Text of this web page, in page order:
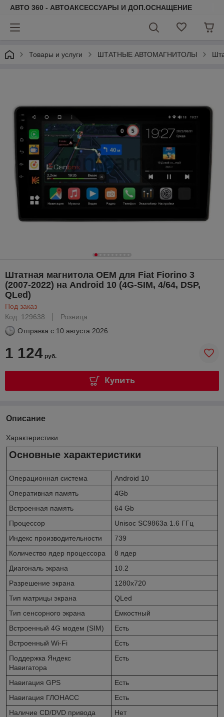
АВТО 360 - АВТОАКСЕССУАРЫ И ДОП.ОСНАЩЕНИЕ
Товары и услуги ШТАТНЫЕ АВТОМАГНИТОЛЫ
Штатная магнитола OEM для Fiat Fiorino 3
(2007-2022) на Android 10 (4G-SIM, 4/64, DSP,
QLed)
Под заказ
Код: 129638
Розница
Отправка с 10 августа 2026
1 124 руб.
Купить
Описание
Характеристики
Основные характеристики
Операционная система
Android 10
Оперативная память
4Gb
Встроенная память
64 Gb
Процессор
Unisoc SC9863a 1.6 ГГц
Индекс производительности
739
Количество ядер процессора
8 ядер
Диагональ экрана
10.2
Разрешение экрана
1280x720
Тип матрицы экрана
QLed
Тип сенсорного экрана
Емкостный
Встроенный 4G модем (SIM)
Есть
Встроенный Wi-Fi
Есть
Поддержка Яндекс
Навигатора
Есть
Навигация GPS
Есть
Навигация ГЛОНАСС
Есть
Наличие CD/DVD привода
Нет